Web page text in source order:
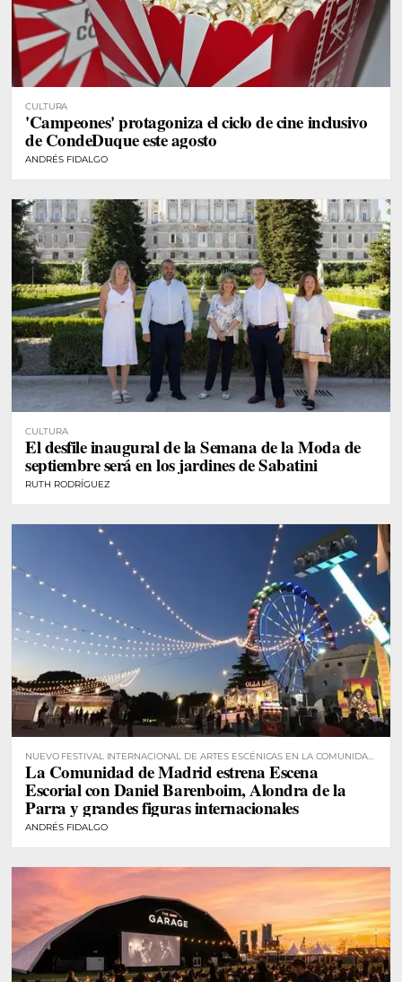
CULTURA
'Campeones' protagoniza el ciclo de cine inclusivo
de CondeDuque este agosto
ANDRÉS FIDALGO
CULTURA
El desfile inaugural de la Semana de la Moda de
septiembre será en los jardines de Sabatini
RUTH RODRÍGUEZ
NUEVO FESTIVAL INTERNACIONAL DE ARTES ESCÉNICAS EN LA COMUNIDAD
DE MADRID
La Comunidad de Madrid estrena Escena
Escorial con Daniel Barenboim, Alondra de la
Parra y grandes figuras internacionales
ANDRÉS FIDALGO